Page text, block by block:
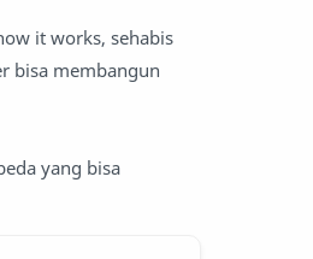
it works, sehabis
bisa membangun
yang bisa